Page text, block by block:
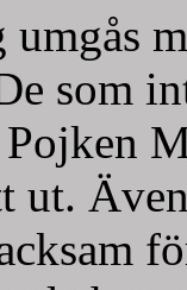
som
ut.